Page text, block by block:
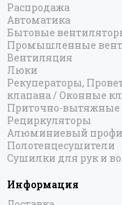
Распродажа
Автоматика
Бытовые
Промышленные
Вентиляция
Люки
Рекуператоры,
клапана / Оконные
Приточно-вытяжные
Рециркуляторы
Алюминиевый
Полотенцесушители
Сушилки для рук и
Информация